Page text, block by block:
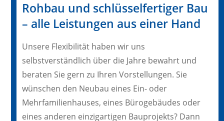
Rohbau und schlüsselfertiger Bau
– alle Leistungen aus einer Hand
Unsere Flexibilität haben wir uns
selbstverständlich über die Jahre bewahrt und
beraten Sie gern zu Ihren Vorstellungen. Sie
wünschen den Neubau eines Ein- oder
Mehrfamilienhauses, eines Bürogebäudes oder
eines anderen einzigartigen Bauprojekts? Dann